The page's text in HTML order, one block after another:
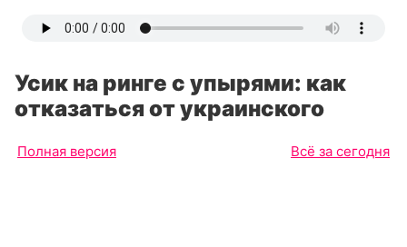
Усик на ринге с упырями: как
отказаться от украинского
Полная версия Всё за сегодня